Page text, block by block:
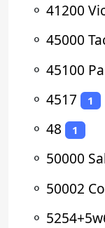
⚬ 41200
⚬ 45000
⚬ 45100
⚬ 4517 1
⚬ 48 1
⚬ 50000
⚬ 50002
⚬